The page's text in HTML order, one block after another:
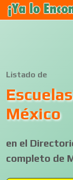
Listado de
México
en el
completo de